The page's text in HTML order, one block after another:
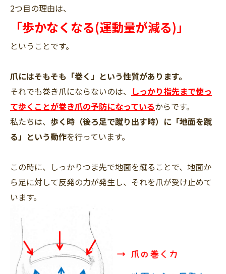
2つ目の理由は、
「歩かなくなる(運動量が減る)」
ということです。
爪にはそもそも「巻く」という性質があります。
それでも巻き爪にならないのは、 しっかり指先まで使っ
て歩くことが巻き爪の予防になっているからです。
私たちは、 歩く時（後ろ足で蹴り出す時）に「地面を蹴
る」という動作を行っています。
この時に、しっかりつま先で地面を蹴ることで、地面か
ら足に対して反発の力が発生し、それを爪が受け止めて
います。